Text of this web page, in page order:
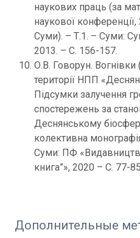
наукових праць (за
наукової
Суми). – Т.1. – Суми:
2013. – С. 156-157.
О.В. Говорун.
території НПП
Підсумки залучення
спостережень за
Деснянському
колективна
Суми: ПФ
книга”», 2020 – С. 77-
Дополнительные